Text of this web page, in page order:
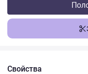
Свойства